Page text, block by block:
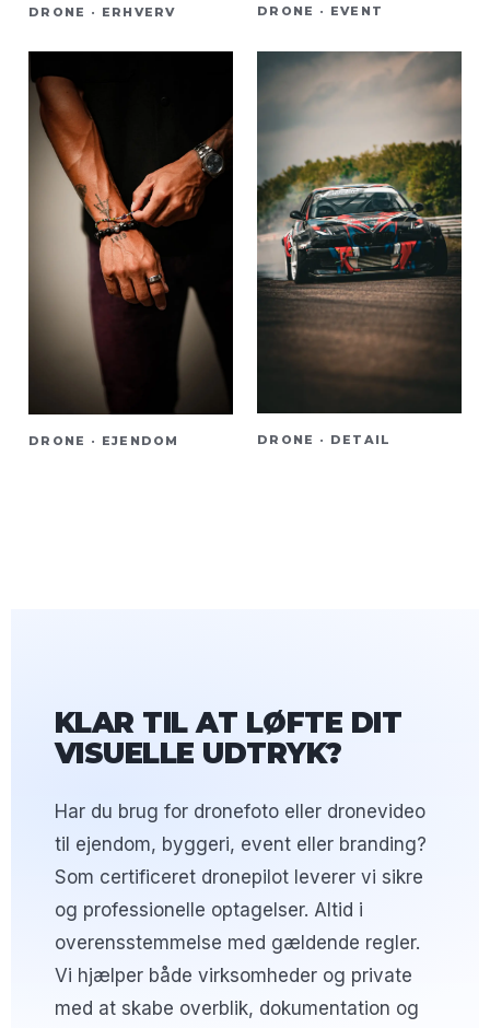
DRONE · ERHVERV DRONE · EVENT
DRONE · EJENDOM DRONE · DETAIL
KLAR TIL AT LØFTE DIT
VISUELLE UDTRYK?
Har du brug for dronefoto eller dronevideo
til ejendom, byggeri, event eller branding?
Som certificeret dronepilot leverer vi sikre
og professionelle optagelser. Altid i
overensstemmelse med gældende regler.
Vi hjælper både virksomheder og private
med at skabe overblik, dokumentation og